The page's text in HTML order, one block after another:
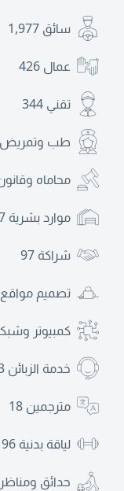
سائق 1,977
عمال 426
تقني 344
طب وتمريض
محاماه
موارد بشرية
شراكة 97
تصميم مواقع
كمبيوتر
خدمة الزبائن
مترجمين 18
لياقة بدنية 96
حدائق